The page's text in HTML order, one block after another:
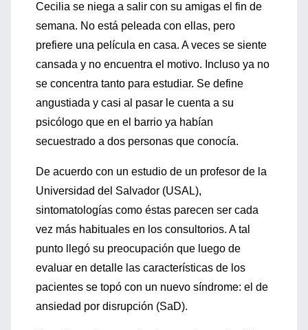
Cecilia se niega a salir con su amigas el fin de
semana. No está peleada con ellas, pero
prefiere una película en casa. A veces se siente
cansada y no encuentra el motivo. Incluso ya no
se concentra tanto para estudiar. Se define
angustiada y casi al pasar le cuenta a su
psicólogo que en el barrio ya habían
secuestrado a dos personas que conocía.
De acuerdo con un estudio de un profesor de la
Universidad del Salvador (USAL),
sintomatologías como éstas parecen ser cada
vez más habituales en los consultorios. A tal
punto llegó su preocupación que luego de
evaluar en detalle las características de los
pacientes se topó con un nuevo síndrome: el de
ansiedad por disrupción (SaD).